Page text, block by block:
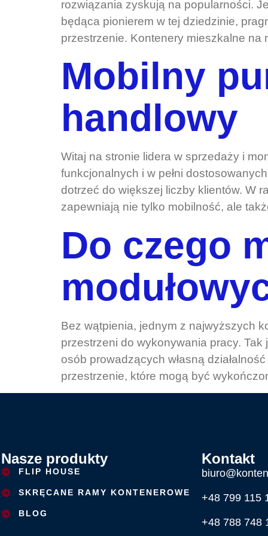
rozwiązania zyskują na popularności.
będąca pionierem w tej dziedzinie,
przestrzenie. Kontenery mieszkalne
Mobilny
handlowy
Witaj na stronie lidera w sprzedaży i
funkcjonalnych i w pełni
dotrzeć do większej liczby klientów. W
zapewniają nie tylko mobilność, ale
Do czego
Bez wątpienia, jednym z najwyższych
przestrzeni do wykonywania pracy.
osób prowadzących własną
przestrzenie, które mogą być
Nasze produkty
FLIP HOUSE
SKRĘCANE RAMY KONTENEROWE
BLOG
Kontakt
+48 799 115
+48 788 748